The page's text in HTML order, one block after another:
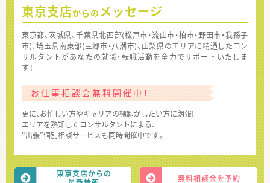
東京支店からの メッセージ
東京都、茨城県、千葉県北西部(松戸市・流山市・柏市・野田市・我孫子
市)、埼玉県南東部(三郷市・八潮市)、山梨県のエリアに精通したコン
サルタントがあなたの就職・転職活動を全力でサポートいたしま
す！
お仕事相談会無料開催中！
更に、お忙しい方やキャリアの棚卸がしたい方に朗報!
エリアを熟知したコンサルタントによる、
“出張”個別相談サービスも同時開催中です。
東京支店からの
無料相談会を予約